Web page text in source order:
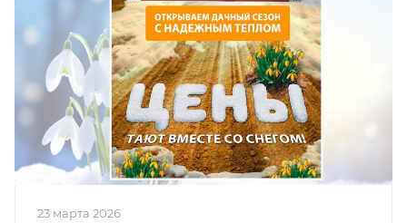
23 марта 2026